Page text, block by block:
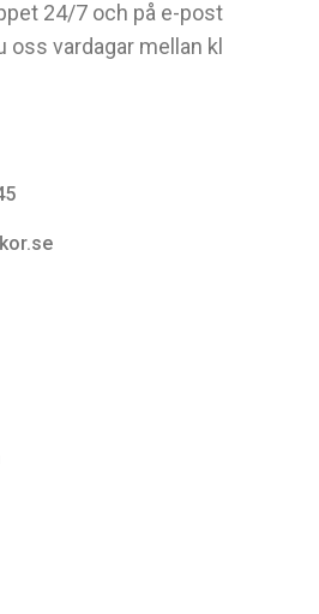
24/7 och på e-post
oss vardagar mellan kl